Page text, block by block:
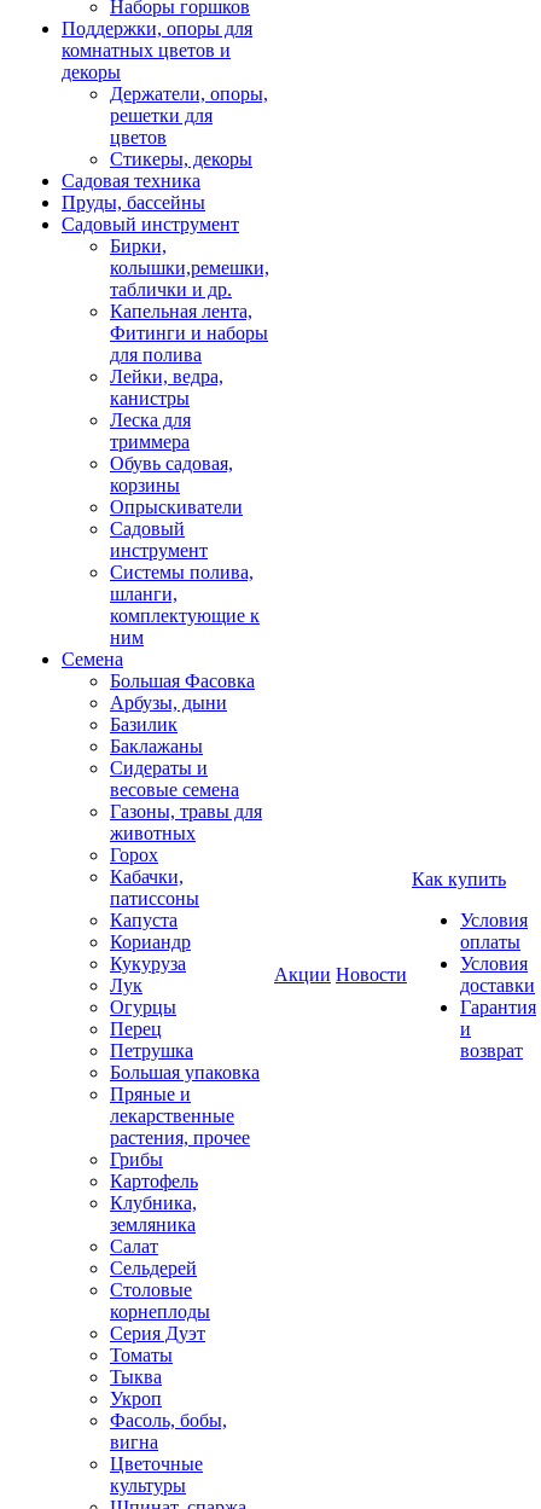
Наборы горшков
Поддержки, опоры для
комнатных цветов и
декоры
Держатели, опоры,
решетки для
цветов
Стикеры, декоры
Садовая техника
Пруды, бассейны
Садовый инструмент
Бирки,
колышки,ремешки,
таблички и др.
Капельная лента,
Фитинги и наборы
для полива
Лейки, ведра,
канистры
Леска для
триммера
Обувь садовая,
корзины
Опрыскиватели
Садовый
инструмент
Системы полива,
шланги,
комплектующие к
ним
Семена
Большая Фасовка
Арбузы, дыни
Базилик
Баклажаны
Сидераты и
весовые семена
Газоны, травы для
животных
Горох
Кабачки,
патиссоны
Капуста
Кориандр
Кукуруза
Лук
Огурцы
Перец
Петрушка
Большая упаковка
Пряные и
лекарственные
растения, прочее
Грибы
Картофель
Клубника,
земляника
Салат
Сельдерей
Столовые
корнеплоды
Серия Дуэт
Томаты
Тыква
Укроп
Фасоль, бобы,
вигна
Цветочные
культуры
Акции Новости
Как купить
Условия
оплаты
Условия
доставки
Гарантия
и
возврат